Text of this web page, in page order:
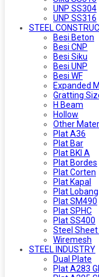
UNP SS304
UNP SS316
STEEL
Besi Beton
Besi CNP
Besi Siku
Besi UNP
Besi WF
Expanded
Gratting
H Beam
Hollow
Other
Plat A36
Plat Bar
Plat BKI A
Plat Bordes
Plat Corten
Plat Kapal
Plat Lobang
Plat SM490
Plat SPHC
Plat SS400
Steel Sheet
Wiremesh
STEEL INDUSTRY
Dual Plate
Plat A283